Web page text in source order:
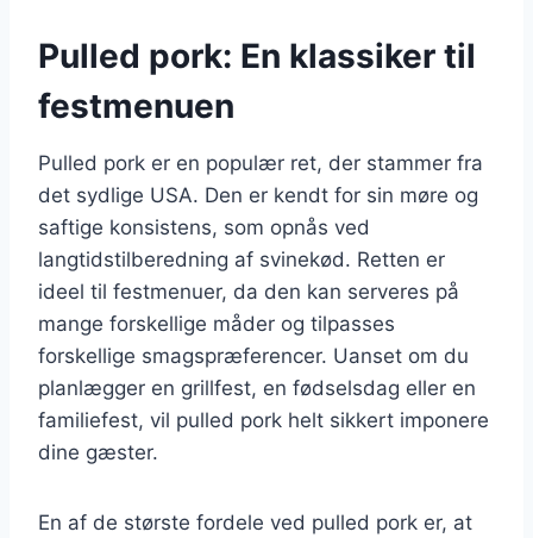
Pulled pork: En klassiker til
festmenuen
Pulled pork er en populær ret, der stammer fra
det sydlige USA. Den er kendt for sin møre og
saftige konsistens, som opnås ved
langtidstilberedning af svinekød. Retten er
ideel til festmenuer, da den kan serveres på
mange forskellige måder og tilpasses
forskellige smagspræferencer. Uanset om du
planlægger en grillfest, en fødselsdag eller en
familiefest, vil pulled pork helt sikkert imponere
dine gæster.
En af de største fordele ved pulled pork er, at